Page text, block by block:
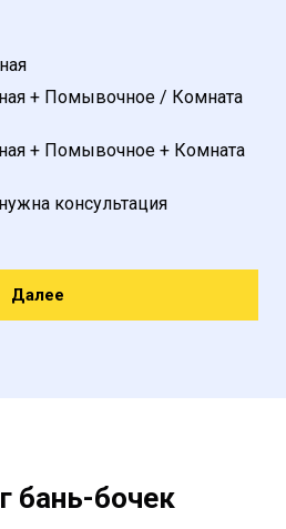
+ Помывочное / Комната
+ Помывочное + Комната
консультация
Далее
бань-бочек